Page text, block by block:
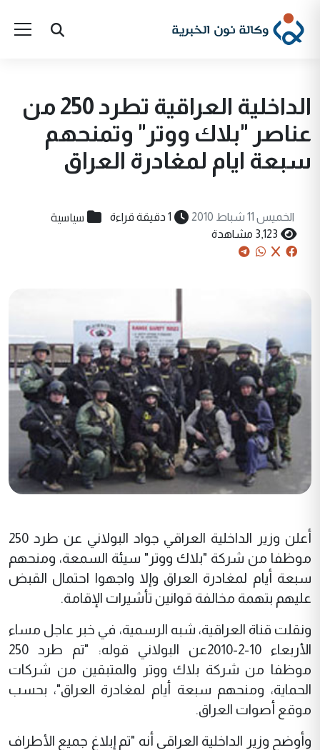
الداخلية العراقية تطرد 250 من
عناصر "بلاك ووتر" وتمنحهم
سبعة ايام لمغادرة العراق
الخميس 11 شباط 2010 1 دقيقة قراءة سياسية
3,123 مشاهدة
أعلن وزير الداخلية العراقي جواد البولاني عن طرد 250
موظفا من شركة "بلاك ووتر" سيئة السمعة، ومنحهم
سبعة أيام لمغادرة العراق وإلا واجهوا احتمال القبض
عليهم بتهمة مخالفة قوانين تأشيرات الإقامة.
ونقلت قناة العراقية، شبه الرسمية، في خبر عاجل مساء
الأربعاء 10-2-2010عن البولاني قوله: "تم طرد 250
موظفا من شركة بلاك ووتر والمتبقين من شركات
الحماية، ومنحهم سبعة أيام لمغادرة العراق"، بحسب
موقع أصوات العراق.
وأوضح وزير الداخلية العراقي أنه "تم إبلاغ جميع الأطراف